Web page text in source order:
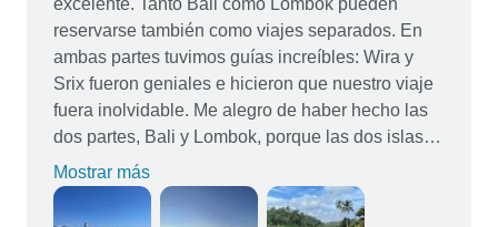
excelente. Tanto Bali como Lombok pueden
reservarse también como viajes separados. En
ambas partes tuvimos guías increíbles: Wira y
Srix fueron geniales e hicieron que nuestro viaje
fuera inolvidable. Me alegro de haber hecho las
dos partes, Bali y Lombok, porque las dos islas
son muy diferentes entre sí y es muy interesante
experimentar ese contraste. Las actividades de
los viajes fueron emocionantes y aprendí mucho
Mostrar más